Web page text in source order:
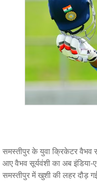
समस्तीपुर के युवा क्रिकेटर वैभव
आए वैभव सूर्यवंशी का अब
समस्तीपुर में खुशी की लहर दौड़